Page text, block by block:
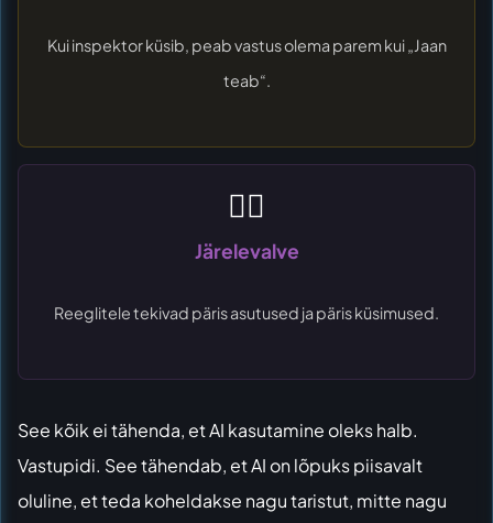
Kui inspektor küsib, peab vastus olema parem kui „Jaan
teab“.
🧑‍⚖️
Järelevalve
Reeglitele tekivad päris asutused ja päris küsimused.
See kõik ei tähenda, et AI kasutamine oleks halb.
Vastupidi. See tähendab, et AI on lõpuks piisavalt
oluline, et teda koheldakse nagu taristut, mitte nagu